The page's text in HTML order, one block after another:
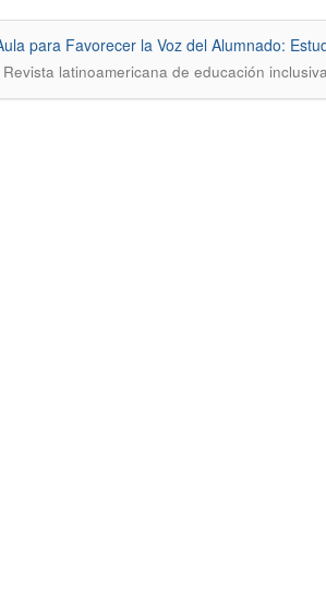
para Favorecer la Voz del Alumnado:
Revista latinoamericana de educación